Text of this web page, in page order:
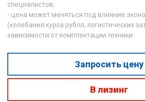
специалистов;
- цена может меняться под влияние
(колебания курса рубля, логистических
зависимости от комплектации техники
Запросить цену
В лизинг